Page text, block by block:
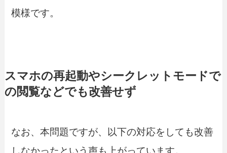
模様です。
スマホの再起動やシークレットモードで
の閲覧などでも改善せず
なお、本問題ですが、以下の対応をしても改善
しなかったという声も上がっています。